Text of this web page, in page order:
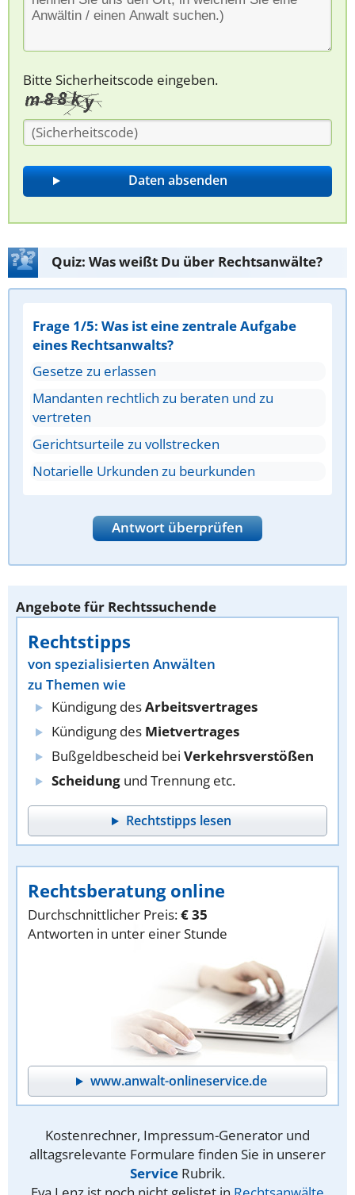
Bitte Sicherheitscode eingeben.
Quiz: Was weißt Du über Rechtsanwälte?
Frage 1/5: Was ist eine zentrale Aufgabe
eines Rechtsanwalts?
Gesetze zu erlassen
Mandanten rechtlich zu beraten und zu
vertreten
Gerichtsurteile zu vollstrecken
Notarielle Urkunden zu beurkunden
Antwort überprüfen
Angebote für Rechtssuchende
Rechtstipps
von spezialisierten Anwälten
zu Themen wie
Kündigung desArbeitsvertrages
Kündigung des Mietvertrages
Bußgeldbescheid bei Verkehrsverstößen
Scheidung und Trennung etc.
Rechtstipps lesen
Rechtsberatung online
Durchschnittlicher Preis:€ 35
Antworten in unter einer Stunde
www.anwalt-onlineservice.de
Kostenrechner, Impressum-Generator und
alltagsrelevante Formulare finden Sie in unserer
Service Rubrik.